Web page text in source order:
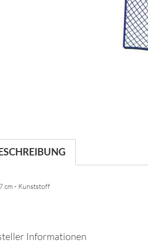
cm - Kunststoff
Informationen